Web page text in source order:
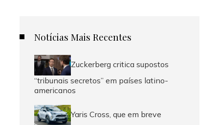
Notícias Mais Recentes
Zuckerberg critica supostos
“tribunais secretos” em países latino-
americanos
Yaris Cross, que em breve